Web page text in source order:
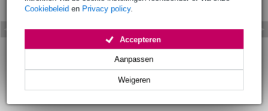
Cookiebeleid en Privacy policy.
Weigeren
Aanpassen
Accepteren